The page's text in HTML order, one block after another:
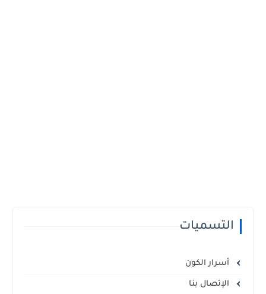
التسميات
أسرار الكون
الإتصال بنا